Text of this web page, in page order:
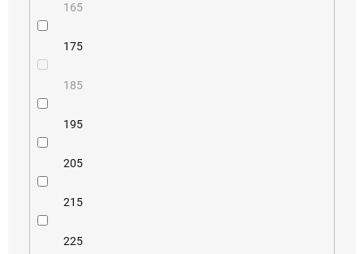
165
175
185
195
205
215
225